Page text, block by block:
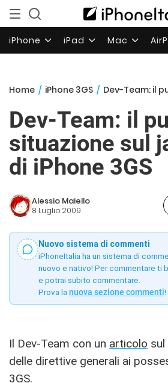
iPhone iPad Mac
Home / iPhone 3GS / Dev-Team: il punto della
Dev-Team: il
situazione sul
di iPhone 3GS
Alessio Maiello
8 Luglio 2009
Nuovo sistema di commenti
iPhoneItalia ha un sistema di
nuovo e nativo! Per commentare ti
e potrai subito commentare.
Prova la nuova sezione commenti!
Il Dev-Team con un articolo
delle direttive generali ai
3GS.